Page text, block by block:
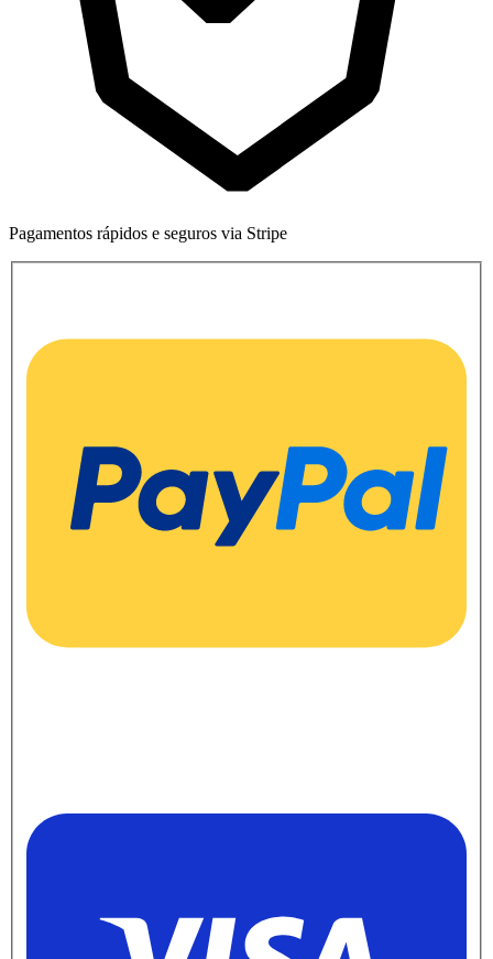
Pagamentos rápidos e seguros via Stripe